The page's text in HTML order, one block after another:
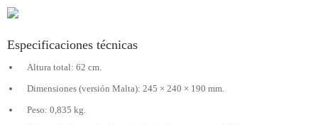
Especificaciones técnicas
Altura total: 62 cm.
Dimensiones (versión Malta): 245 × 240 × 190 mm.
Peso: 0,835 kg.